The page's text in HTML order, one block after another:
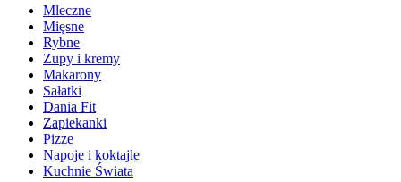
Mleczne
Mięsne
Rybne
Zupy i kremy
Makarony
Sałatki
Dania Fit
Zapiekanki
Pizze
Napoje i koktajle
Kuchnie Świata